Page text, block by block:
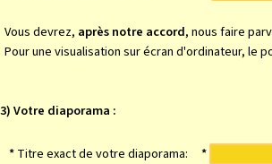
Vous devrez, après notre accord, nous faire
Pour une visualisation sur écran d'ordinateur, le
3) Votre diaporama :
*Titre exact de votre diaporama: *